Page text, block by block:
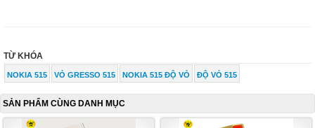
TỪ KHÓA
NOKIA 515 VỎ GRESSO 515 NOKIA 515 ĐỘ VỎ ĐỘ VỎ 515
SẢN PHẨM CÙNG DANH MỤC